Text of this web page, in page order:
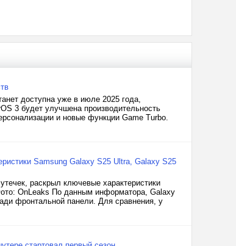
доступна уже в июле 2025 года,
3 будет улучшена производительность
и новые функции Game Turbo.
Samsung Galaxy S25 Ultra, Galaxy S25
раскрыл ключевые характеристики
OnLeaks По данным информатора, Galaxy
фронтальной панели. Для сравнения, у